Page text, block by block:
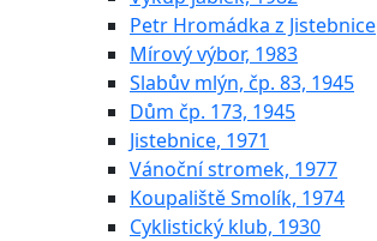
Petr Hromádka z Jistebnice
Mírový výbor, 1983
Slabův mlýn, čp. 83, 1945
Dům čp. 173, 1945
Jistebnice, 1971
Vánoční stromek, 1977
Koupaliště Smolík, 1974
Cyklistický klub, 1930